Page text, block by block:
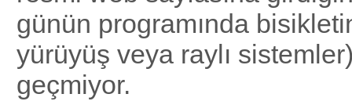
günün programında
yürüyüş veya raylı
geçmiyor.